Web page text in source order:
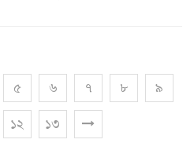
৫ ৬ ৭ ৮ ৯
১২ ১৩